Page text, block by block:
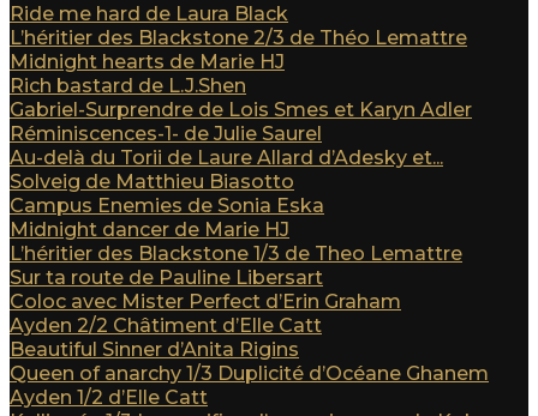
Ride me hard de Laura Black
L’héritier des Blackstone 2/3 de Théo Lemattre
Midnight hearts de Marie HJ
Rich bastard de L.J.Shen
Gabriel-Surprendre de Lois Smes et Karyn Adler
Réminiscences-1- de Julie Saurel
Au-delà du Torii de Laure Allard d’Adesky et...
Solveig de Matthieu Biasotto
Campus Enemies de Sonia Eska
Midnight dancer de Marie HJ
L’héritier des Blackstone 1/3 de Theo Lemattre
Sur ta route de Pauline Libersart
Coloc avec Mister Perfect d’Erin Graham
Ayden 2/2 Châtiment d’Elle Catt
Beautiful Sinner d’Anita Rigins
Queen of anarchy 1/3 Duplicité d’Océane Ghanem
Ayden 1/2 d’Elle Catt